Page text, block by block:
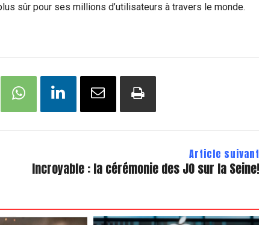
sûr pour ses millions d’utilisateurs à travers le monde.
Article suivant
Incroyable : la cérémonie des JO sur la Seine!